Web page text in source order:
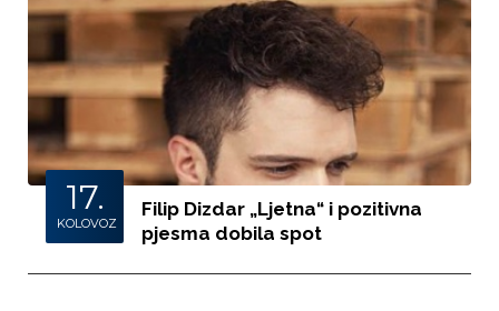
17.
KOLOVOZ
Filip Dizdar „Ljetna“ i pozitivna
pjesma dobila spot